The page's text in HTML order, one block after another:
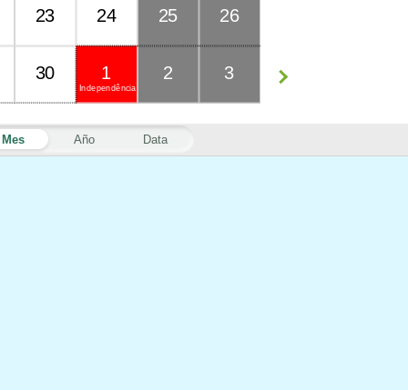
Mes Año Data
23 24 25 26
30
Independência
1 2 3